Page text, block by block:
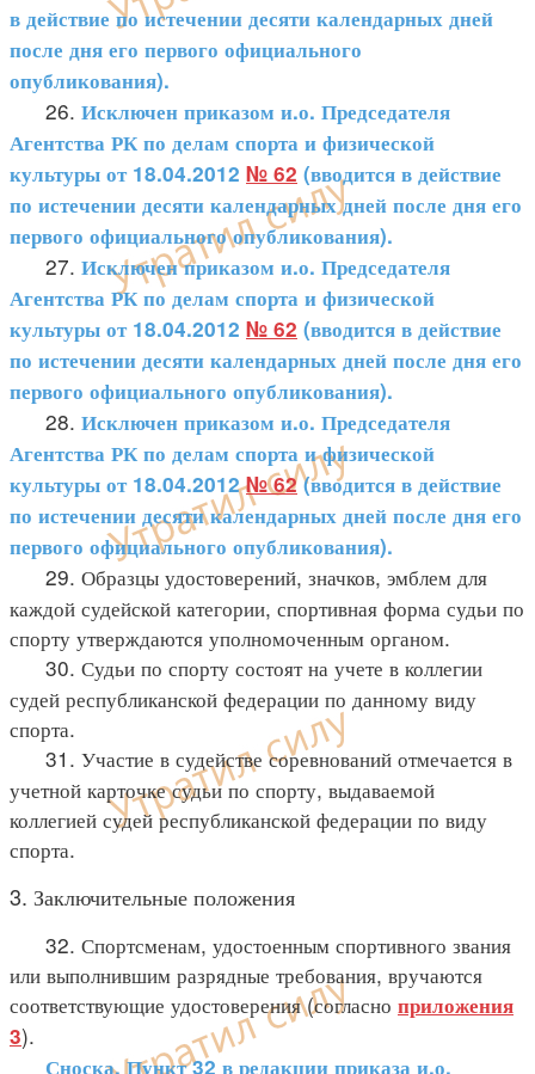
в действие по истечении десяти календарных дней
после дня его первого официального
опубликования).
26. Исключен приказом и.о. Председателя
Агентства РК по делам спорта и физической
культуры от 18.04.2012 № 62 (вводится в действие
по истечении десяти календарных дней после дня его
первого официального опубликования).
27. Исключен приказом и.о. Председателя
Агентства РК по делам спорта и физической
культуры от 18.04.2012 № 62 (вводится в действие
по истечении десяти календарных дней после дня его
первого официального опубликования).
28. Исключен приказом и.о. Председателя
Агентства РК по делам спорта и физической
культуры от 18.04.2012№ 62(вводится в действие
по истечении десяти календарных дней после дня его
первого официального опубликования).
29. Образцы удостоверений, значков, эмблем для
каждой судейской категории, спортивная форма судьи по
спорту утверждаются уполномоченным органом.
30. Судьи по спорту состоят на учете в коллегии
судей республиканской федерации по данному виду
спорта.
31. Участие в судействе соревнований отмечается в
учетной карточке судьи по спорту, выдаваемой
коллегией судей республиканской федерации по виду
спорта.
3. Заключительные положения
32. Спортсменам, удостоенным спортивного звания
или выполнившим разрядные требования, вручаются
соответствующие удостоверения (согласно приложения
3).
Сноска. Пункт 32 в редакции приказа и.о.